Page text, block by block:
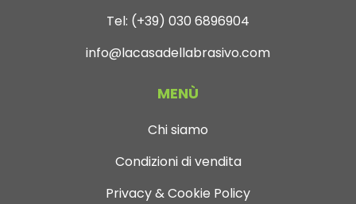
Tel: (+39) 030 6896904
info@lacasadellabrasivo.com
MENÙ
Chi siamo
Condizioni di vendita
Privacy & Cookie Policy